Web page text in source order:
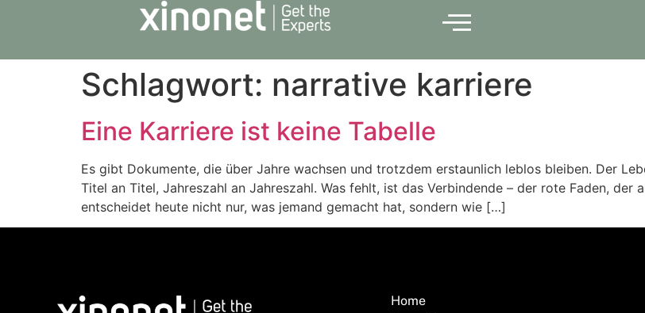
Schlagwort: narrative karriere
Eine Karriere ist keine Tabelle
Es gibt Dokumente, die über Jahre wachsen und trotzdem erstaunlich leblos bleiben. Der
Titel an Titel, Jahreszahl an Jahreszahl. Was fehlt, ist das Verbindende – der rote Faden, der
entscheidet heute nicht nur, was jemand gemacht hat, sondern wie […]
Home